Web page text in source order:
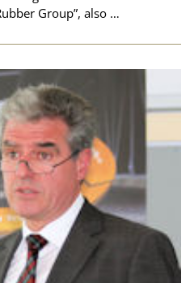
Group”, also …